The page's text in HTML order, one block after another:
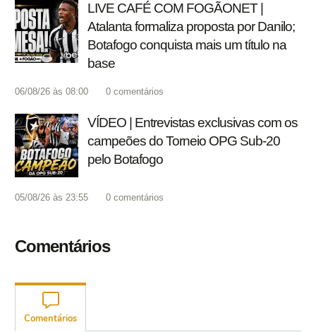
LIVE CAFÉ COM FOGÃONET |
Atalanta formaliza proposta por Danilo;
Botafogo conquista mais um título na
base
06/08/26 às 08:00 0 comentários
VÍDEO | Entrevistas exclusivas com os
campeões do Torneio OPG Sub-20
pelo Botafogo
05/08/26 às 23:55 0 comentários
Comentários